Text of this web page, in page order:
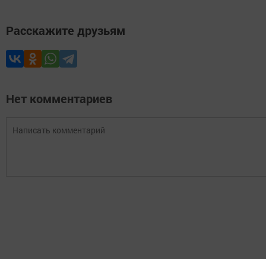
Расскажите друзьям
Нет комментариев